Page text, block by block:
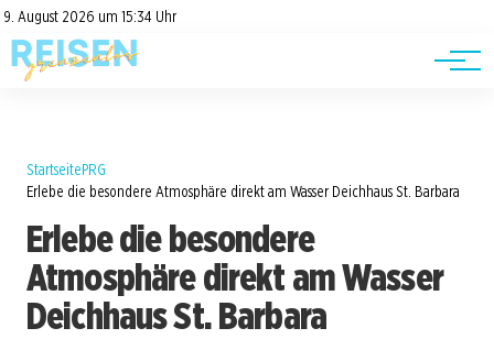
9. August 2026 um 15:34 Uhr
Datenschutz
Impressum
Road Trips
Reisetipps
StartseitePRG
Erlebe die besondere Atmosphäre direkt am Wasser Deichhaus St. Barbara
Erlebe die besondere
Atmosphäre direkt am Wasser
Deichhaus St. Barbara